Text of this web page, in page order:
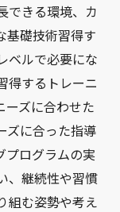
できる環境、カ
基礎技術習得す
ベルで必要にな
得するトレーニ
ーズに合わせた
ズに合った指導
プログラムの実
、継続性や習慣
組む姿勢や考え